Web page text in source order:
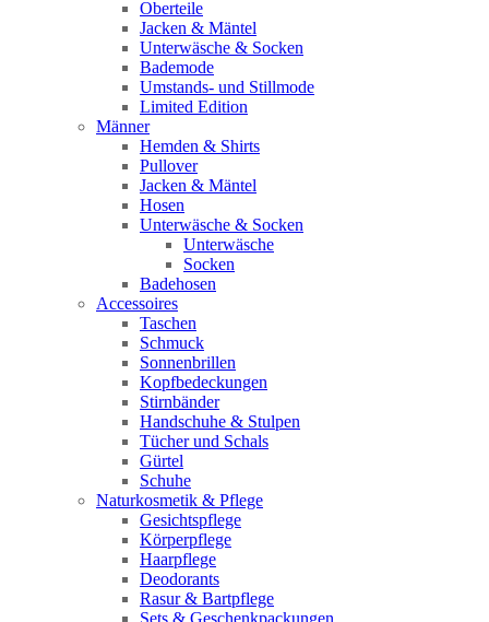
Oberteile
Jacken & Mäntel
Unterwäsche & Socken
Bademode
Umstands- und Stillmode
Limited Edition
Männer
Hemden & Shirts
Pullover
Jacken & Mäntel
Hosen
Unterwäsche & Socken
Unterwäsche
Socken
Badehosen
Accessoires
Taschen
Schmuck
Sonnenbrillen
Kopfbedeckungen
Stirnbänder
Handschuhe & Stulpen
Tücher und Schals
Gürtel
Schuhe
Naturkosmetik & Pflege
Gesichtspflege
Körperpflege
Haarpflege
Deodorants
Rasur & Bartpflege